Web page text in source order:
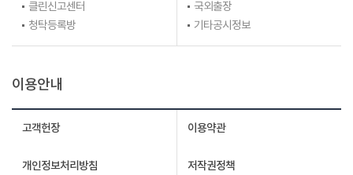
클린신고센터
청탁등록방
국외출장
기타공시정보
이용안내
고객헌장 이용약관
개인정보처리방침 저작권정책